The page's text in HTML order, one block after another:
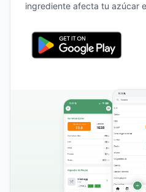
ingrediente afecta tu azúcar